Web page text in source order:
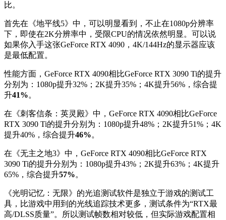
比。
首先在《地平线5》中，可以明显看到，不止在1080p分辨率
下，即使在2K分辨率中，受限CPU的情况依然明显。可以说
如果你入手这张GeForce RTX 4090，4K/144Hz的显示器应该
是最低配置。
性能方面，GeForce RTX 4090相比GeForce RTX 3090 Ti的提升
分别为：1080p提升32%；2K提升35%；4K提升56%，综合提
升41%。
在《刺客信条：英灵殿》中，GeForce RTX 4090相比GeForce
RTX 3090 Ti的提升分别为：1080p提升48%；2K提升51%；4K
提升40%，综合提升46%。
在《无主之地3》中，GeForce RTX 4090相比GeForce RTX
3090 Ti的提升分别为：1080p提升43%；2K提升63%；4K提升
65%，综合提升57%。
《光明记忆：无限》的光追测试软件是独立于游戏的测试工
具，比游戏中用到的光线追踪技术更多，测试条件为“RTX最
高/DLSS质量”。所以测试帧数相对较低，但实际游戏配置相